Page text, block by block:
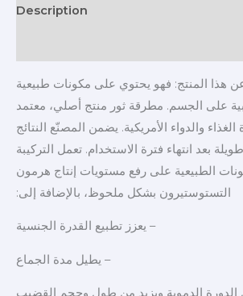
Description
عن هذا المنتج: فهو يحتوي على مكونات طبيعية
على الجسم. مطرقة ثور منتج أصلي، معتمد
والدواء الأمريكية. يضمن المصنّع النتائج
بعد انتهاء فترة الاستخدام. تعمل التركيبة
الطبيعية على رفع مستويات إنتاج هرمون
التستوستيرون بشكل ملحوظ، بالإضافة إلى:
– يعزز تطبيع القدرة الجنسية
– يطيل مدة الجماع